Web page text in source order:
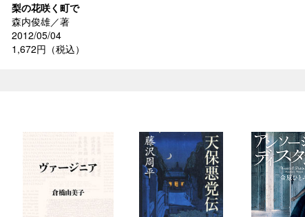
梨の花咲く町で
森内俊雄／著
2012/05/04
1,672円（税込）